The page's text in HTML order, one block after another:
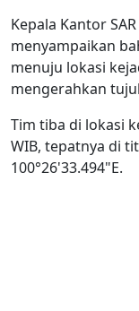
Kepala Kantor
menyampaikan
menuju lokasi
mengerahkan
Tim tiba di lokasi
WIB, tepatnya di
100°26'33.494"E.